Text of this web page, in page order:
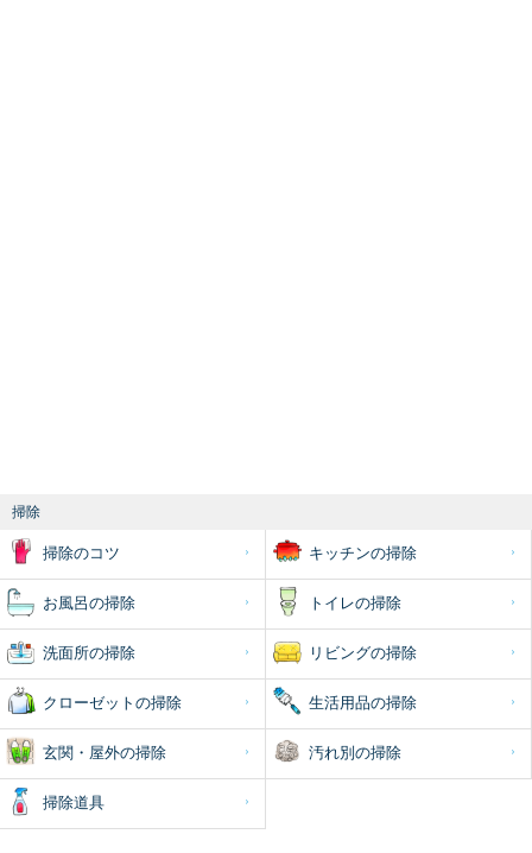
掃除
掃除のコツ キッチンの掃除
お風呂の掃除 トイレの掃除
洗面所の掃除 リビングの掃除
クローゼットの掃除 生活用品の掃除
玄関・屋外の掃除 汚れ別の掃除
掃除道具